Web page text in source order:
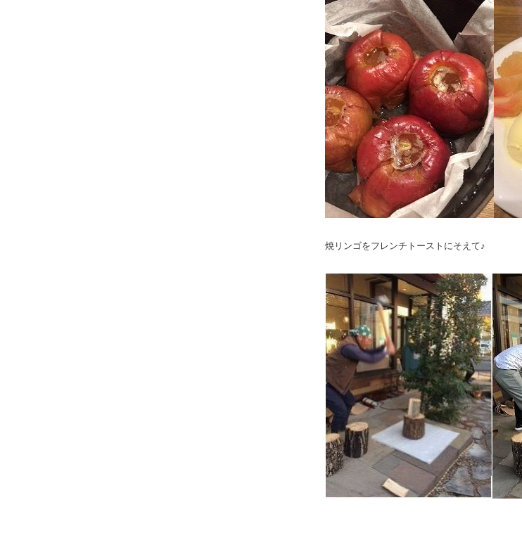
焼リンゴをフレンチトーストにそえて♪